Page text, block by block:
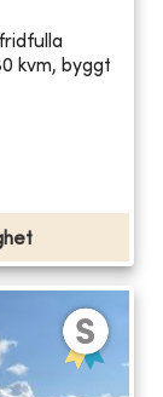
kvm, byggt